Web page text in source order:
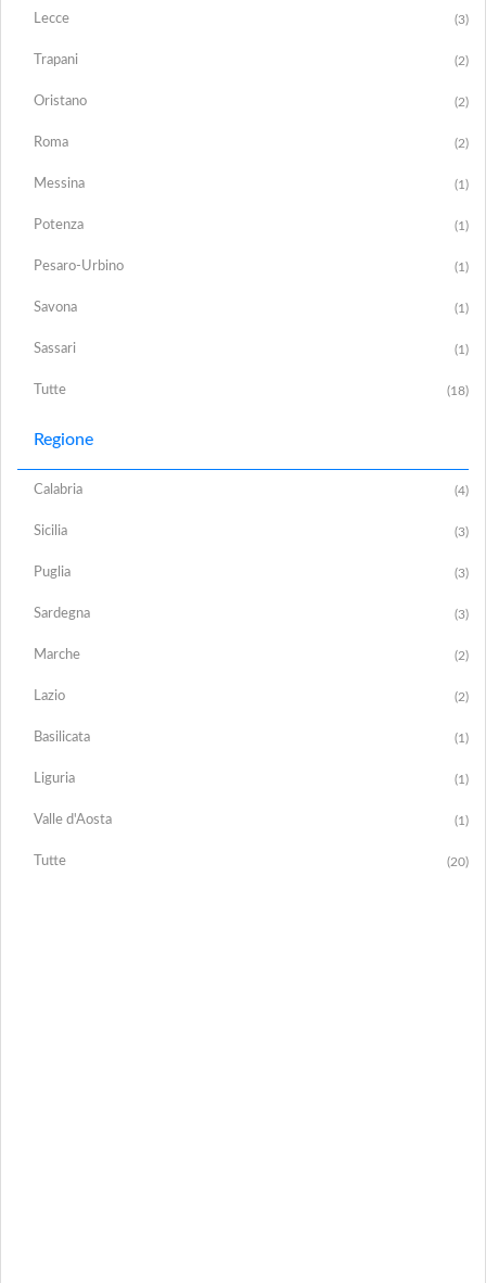
Lecce (3)
Trapani (2)
Oristano (2)
Roma (2)
Messina (1)
Potenza (1)
Pesaro-Urbino (1)
Savona (1)
Sassari (1)
Tutte (18)
Regione
Calabria (4)
Sicilia (3)
Puglia (3)
Sardegna (3)
Marche (2)
Lazio (2)
Basilicata (1)
Liguria (1)
Valle d'Aosta (1)
Tutte (20)